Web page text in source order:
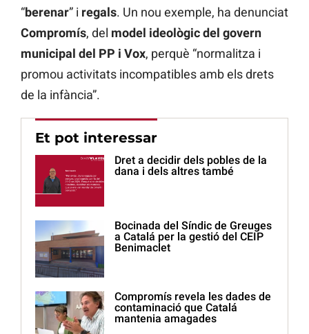
“berenar” i regals. Un nou exemple, ha denunciat
Compromís, del model ideològic del govern
municipal del PP i Vox, perquè “normalitza i
promou activitats incompatibles amb els drets
de la infància”.
Et pot interessar
Dret a decidir dels pobles de la
dana i dels altres també
Bocinada del Síndic de Greuges
a Catalá per la gestió del CEIP
Benimaclet
Compromís revela les dades de
contaminació que Catalá
mantenia amagades